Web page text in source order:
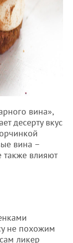
вина»,
десерту вкус
вина –
также влияют
не похожим
ликер